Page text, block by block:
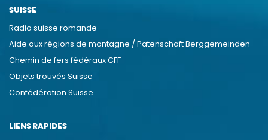
SUISSE
Radio suisse romande
Aide aux régions de montagne / Patenschaft Berggemeinden
Chemin de fers fédéraux CFF
Objets trouvés Suisse
Confédération Suisse
LIENS RAPIDES